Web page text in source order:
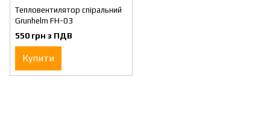
Тепловентилятор спіральний
Grunhelm FH-03
550 грн з ПДВ
Купити